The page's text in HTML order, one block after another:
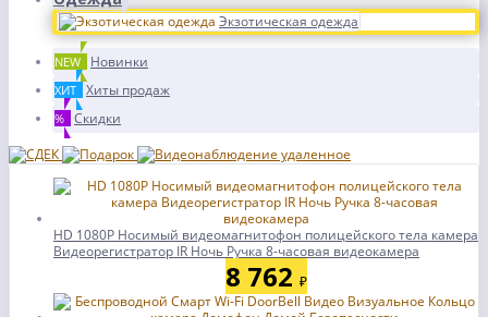
Экзотическая одежда
NEW Новинки
ХИТ Хиты продаж
% Скидки
HD 1080P Носимый видеомагнитофон полицейского тела камера
Видеорегистратор IR Ночь Ручка 8-часовая видеокамера
8 762 ₽